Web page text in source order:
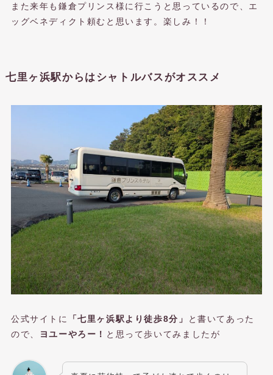
また来年も鎌倉プリンス様に行こうと思っているので、エ
ッグベネディクト頼むと思います。楽しみ！！
七里ヶ浜駅からはシャトルバスがオススメ
公式サイトに 「七里ヶ浜駅より徒歩8分」
と書いてあった
ので、
ヨユーやろー！ と思って歩いてみましたが